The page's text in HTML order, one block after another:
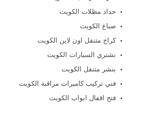
حداد مظلات الكويت
صباغ الكويت
كراج متنقل اون لاين الكويت
نشتري السيارات الكويت
بنشر متنقل الكويت
فني تركيب كاميرات مراقبة الكويت
فتح اقفال ابواب الكويت